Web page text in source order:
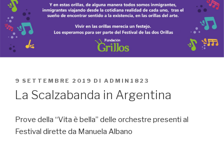
PUBBLICATO
IL
9 SETTEMBRE 2019 DI ADMIN1823
La Scalzabanda in Argentina
Prove della “Vita è bella” delle orchestre presenti al
Festival dirette da Manuela Albano